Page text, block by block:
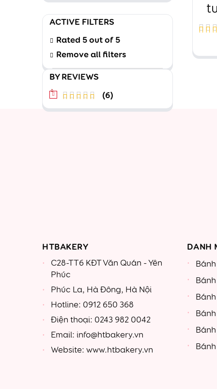
xếp
ACTIVE FILTERS
Rated 5 out of 5
Remove all filters
BY REVIEWS
Được xếp
(6)
HTBAKERY
C28-TT6 KĐT Văn Quán - Yên
Phúc
Phúc La, Hà Đông, Hà Nội
Hotline: 0912 650 368
Điện thoại: 0243 982 0042
Email: info@htbakery.vn
Website: www.htbakery.vn
DANH